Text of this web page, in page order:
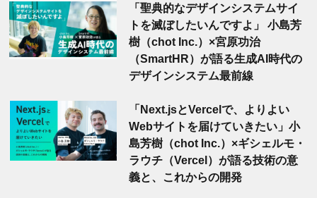
「聖典的なデザインシステムサイ
トを滅ぼしたいんですよ」 小島芳
樹（chot Inc.）×宮原功治
（SmartHR）が語る生成AI時代の
デザインシステム最前線
「Next.jsとVercelで、よりよい
Webサイトを届けていきたい」小
島芳樹（chot Inc.）×ギシェルモ・
ラウチ（Vercel）が語る技術の意
義と、これからの開発